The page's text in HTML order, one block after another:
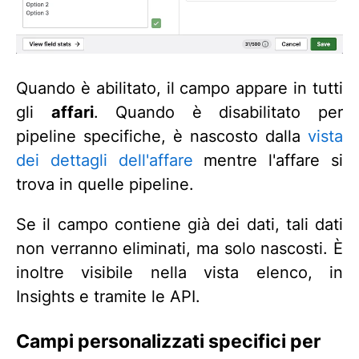
Quando è abilitato, il campo appare in tutti
gli affari. Quando è disabilitato per
pipeline specifiche, è nascosto dalla vista
dei dettagli dell'affare mentre l'affare si
trova in quelle pipeline.
Se il campo contiene già dei dati, tali dati
non verranno eliminati, ma solo nascosti. È
inoltre visibile nella vista elenco, in
Insights e tramite le API.
Campi personalizzati specifici per